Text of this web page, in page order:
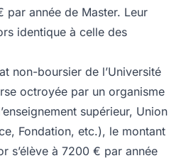
année de Master. Leur
identique à celle des
non-boursier de l’Université
octroyée par un organisme
supérieur, Union
Fondation, etc.), le montant
s’élève à 7200 € par année